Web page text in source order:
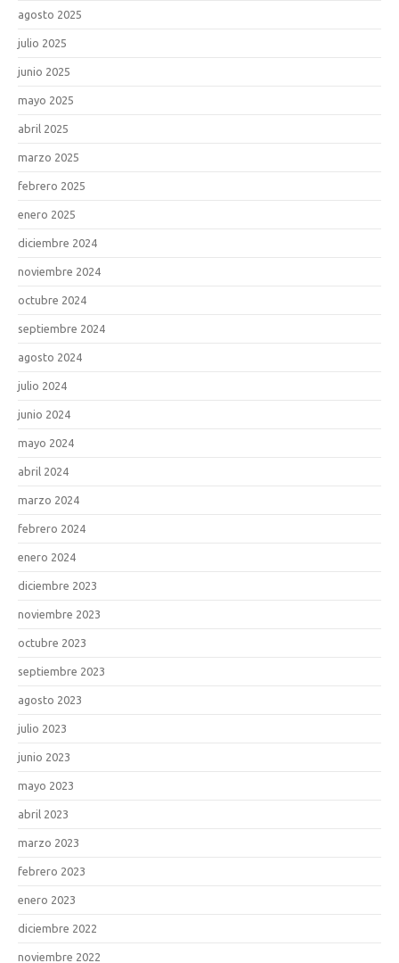
agosto 2025
julio 2025
junio 2025
mayo 2025
abril 2025
marzo 2025
febrero 2025
enero 2025
diciembre 2024
noviembre 2024
octubre 2024
septiembre 2024
agosto 2024
julio 2024
junio 2024
mayo 2024
abril 2024
marzo 2024
febrero 2024
enero 2024
diciembre 2023
noviembre 2023
octubre 2023
septiembre 2023
agosto 2023
julio 2023
junio 2023
mayo 2023
abril 2023
marzo 2023
febrero 2023
enero 2023
diciembre 2022
noviembre 2022